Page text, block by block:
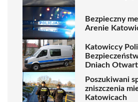
Bezpieczny
Arenie
Katowiccy
Dniach
Poszukiwani
zniszczenia
Katowicach